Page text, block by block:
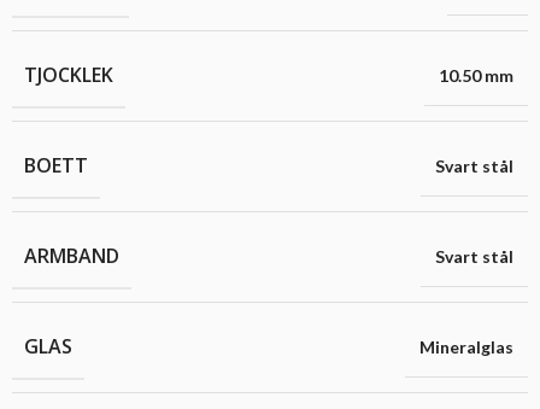
TJOCKLEK 10.50 mm
BOETT Svart stål
ARMBAND Svart stål
GLAS Mineralglas